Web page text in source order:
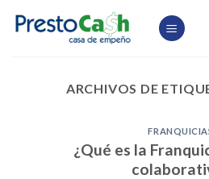
ARCHIVOS DE
¿Qué es la